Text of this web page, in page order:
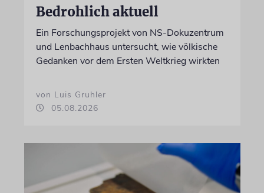
Bedrohlich aktuell
Ein Forschungsprojekt von NS-Dokuzentrum
und Lenbachhaus untersucht, wie völkische
Gedanken vor dem Ersten Weltkrieg wirkten
von Luis Gruhler
05.08.2026